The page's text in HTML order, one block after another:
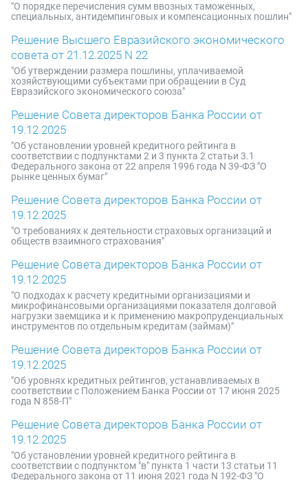
"О порядке перечисления сумм ввозных таможенных,
специальных, антидемпинговых и компенсационных пошлин"
Решение Высшего Евразийского экономического
совета от 21.12.2025 N 22
"Об утверждении размера пошлины, уплачиваемой
хозяйствующими субъектами при обращении в Суд
Евразийского экономического союза"
Решение Совета директоров Банка России от
19.12.2025
"Об установлении уровней кредитного рейтинга в
соответствии с подпунктами 2 и 3 пункта 2 статьи 3.1
Федерального закона от 22 апреля 1996 года N 39-ФЗ "О
рынке ценных бумаг"
Решение Совета директоров Банка России от
19.12.2025
"О требованиях к деятельности страховых организаций и
обществ взаимного страхования"
Решение Совета директоров Банка России от
19.12.2025
"О подходах к расчету кредитными организациями и
микрофинансовыми организациями показателя долговой
нагрузки заемщика и к применению макропруденциальных
инструментов по отдельным кредитам (займам)"
Решение Совета директоров Банка России от
19.12.2025
"Об уровнях кредитных рейтингов, устанавливаемых в
соответствии с Положением Банка России от 17 июня 2025
года N 858-П"
Решение Совета директоров Банка России от
19.12.2025
"Об установлении уровней кредитного рейтинга в
соответствии с подпунктом "в" пункта 1 части 13 статьи 11
Федерального закона от 11 июня 2021 года N 192-ФЗ "О